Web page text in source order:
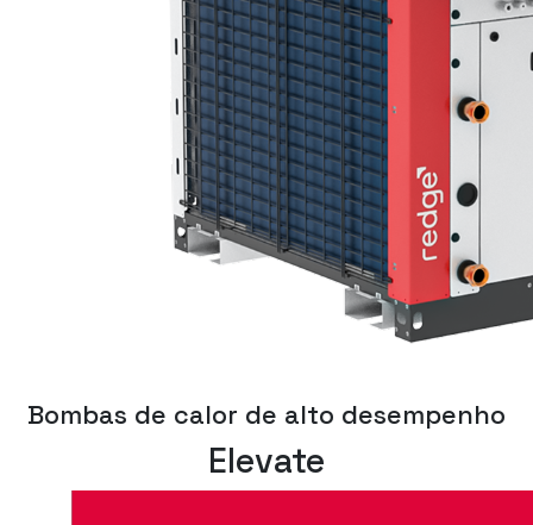
Bombas de calor de alto desempenho
Elevate